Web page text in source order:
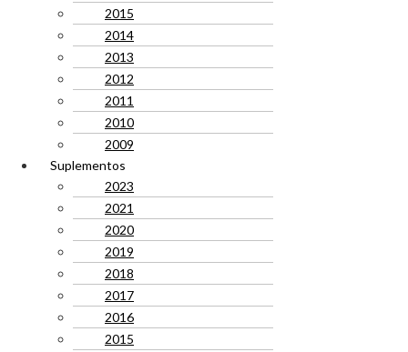
2015
2014
2013
2012
2011
2010
2009
Suplementos
2023
2021
2020
2019
2018
2017
2016
2015